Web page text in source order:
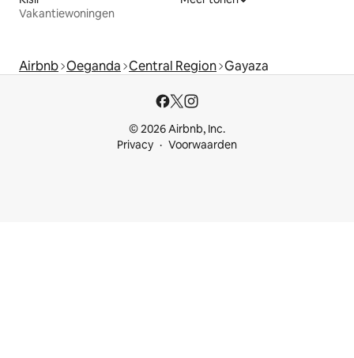
Vakantiewoningen
Airbnb Oeganda Central Region Gayaza
© 2026 Airbnb, Inc.
Privacy
Voorwaarden